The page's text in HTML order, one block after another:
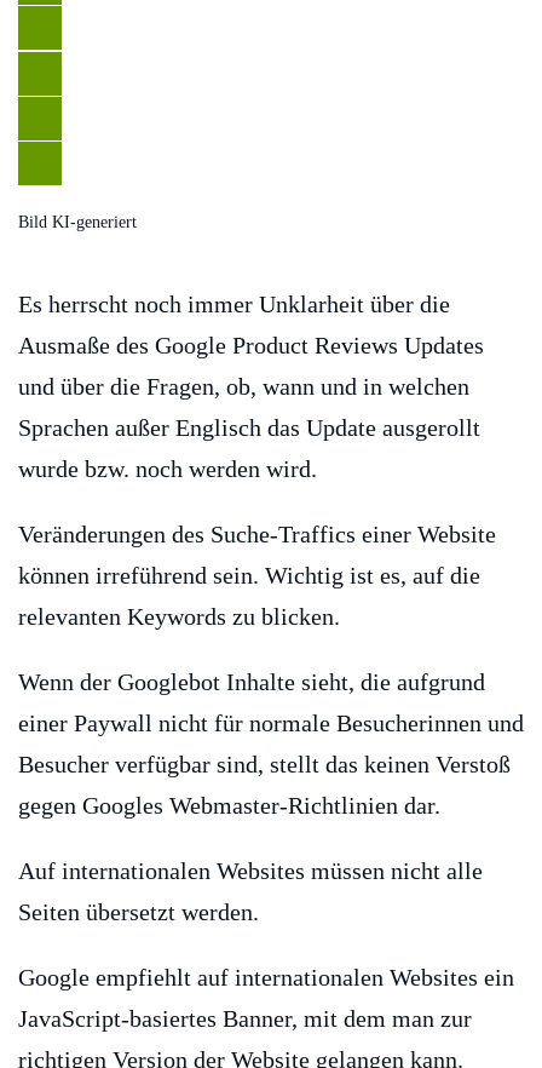
Bild KI-generiert
Es herrscht noch immer Unklarheit über die
Ausmaße des Google Product Reviews Updates
und über die Fragen, ob, wann und in welchen
Sprachen außer Englisch das Update ausgerollt
wurde bzw. noch werden wird.
Veränderungen des Suche-Traffics einer Website
können irreführend sein. Wichtig ist es, auf die
relevanten Keywords zu blicken.
Wenn der Googlebot Inhalte sieht, die aufgrund
einer Paywall nicht für normale Besucherinnen und
Besucher verfügbar sind, stellt das keinen Verstoß
gegen Googles Webmaster-Richtlinien dar.
Auf internationalen Websites müssen nicht alle
Seiten übersetzt werden.
Google empfiehlt auf internationalen Websites ein
JavaScript-basiertes Banner, mit dem man zur
richtigen Version der Website gelangen kann.